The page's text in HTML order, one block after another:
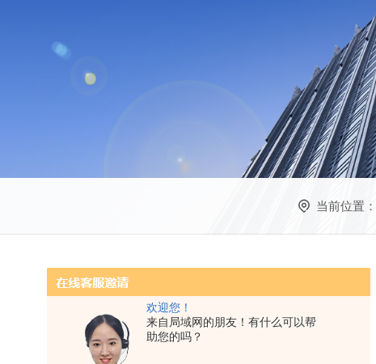
欢迎您！
来自局域网的朋友！有什么可以帮
助您的吗？
当前位置：